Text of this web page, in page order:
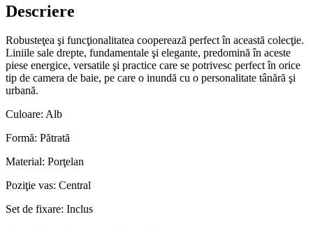
Descriere
Robusteţea şi funcţionalitatea cooperează perfect în această colecţie.
Liniile sale drepte, fundamentale şi elegante, predomină în aceste
piese energice, versatile şi practice care se potrivesc perfect în orice
tip de camera de baie, pe care o inundă cu o personalitate tânără şi
urbană.
Culoare: Alb
Formă: Pătrată
Material: Porţelan
Poziţie vas: Central
Set de fixare: Inclus